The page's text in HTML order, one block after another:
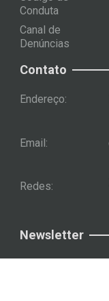
Contato
Endereço:
Email:
Redes:
Newsletter
Conduta
Canal de
Denúncias